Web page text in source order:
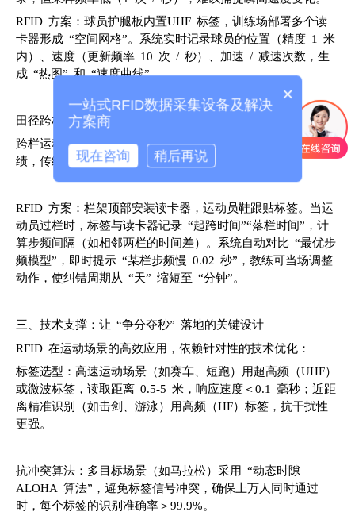
RFID 方案：球员护腿板内置UHF 标签，训练场部署多个读
卡器形成 “空间网格”。系统实时记录球员的位置（精度 1 米
内）、速度（更新频率 10 次 / 秒）、加速 / 减速次数，生
成 “热图” 和 “速度曲线”。
田径跨栏：动作节奏的 “毫秒级校准”
跨栏运动员的步频（如 110 米栏需 7-8 步过栏）直接影响成
绩，传统依赖视频回放逐帧分析，耗时且主观。
RFID 方案：栏架顶部安装读卡器，运动员鞋跟贴标签。当运
动员过栏时，标签与读卡器记录 “起跨时间”“落栏时间”，计
算步频间隔（如相邻两栏的时间差）。系统自动对比 “最优步
频模型”，即时提示 “某栏步频慢 0.02 秒”，教练可当场调整
动作，使纠错周期从 “天” 缩短至 “分钟”。
三、技术支撑：让 “争分夺秒” 落地的关键设计
RFID 在运动场景的高效应用，依赖针对性的技术优化：
标签选型：高速运动场景（如赛车、短跑）用超高频（UHF）
或微波标签，读取距离 0.5-5 米，响应速度＜0.1 毫秒；近距
离精准识别（如击剑、游泳）用高频（HF）标签，抗干扰性
更强。
抗冲突算法：多目标场景（如马拉松）采用 “动态时隙
ALOHA 算法”，避免标签信号冲突，确保上万人同时通过
时，每个标签的识别准确率＞99.9%。
×
一站式RFID数据采集设备及解决
方案商
现在咨询 稍后再说